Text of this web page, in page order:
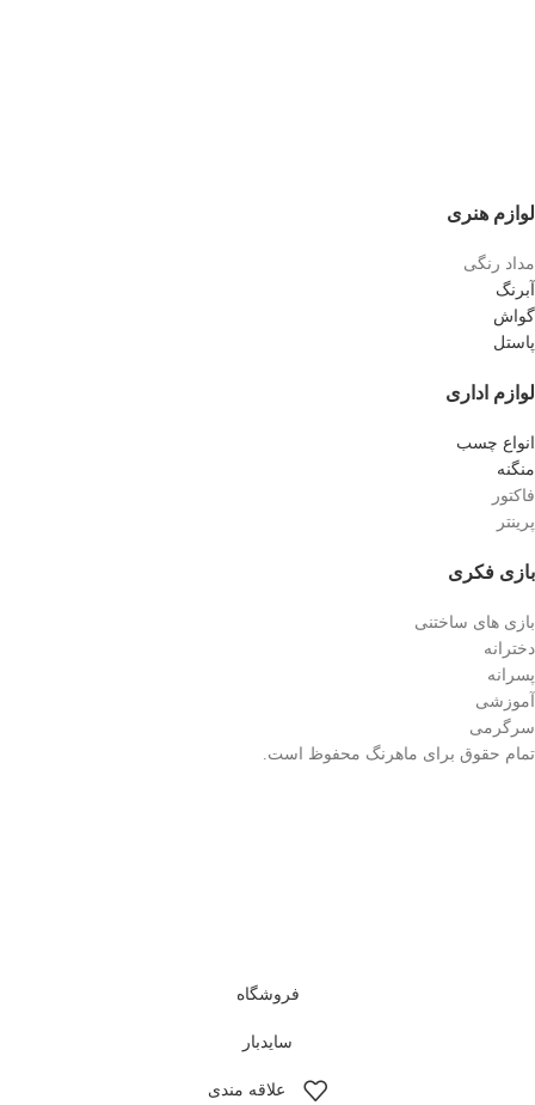
لوازم هنری
مداد رنگی
آبرنگ
گواش
پاستل
لوازم اداری
انواع چسب
منگنه
فاکتور
پرینتر
بازی فکری
بازی های ساختنی
دخترانه
پسرانه
آموزشی
سرگرمی
تمام حقوق برای ماهرنگ محفوظ است.
فروشگاه
سایدبار
علاقه مندی